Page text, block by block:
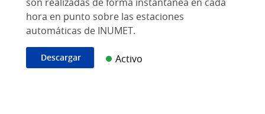
hora en punto sobre las estaciones
automáticas de INUMET.
Descargar Activo